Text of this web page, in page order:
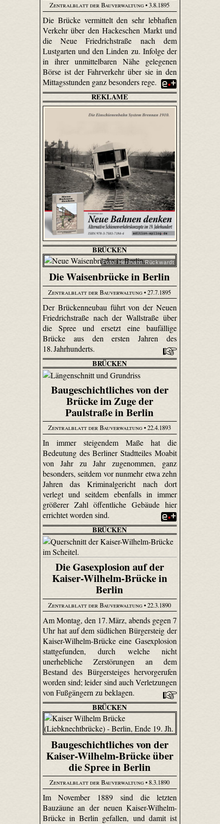
Zentralblatt der Bauverwaltung• 3.8.1895
Die Brücke vermittelt den sehr lebhaften
Verkehr über den Hackeschen Markt und
die Neue Friedrichstraße nach dem
Lustgarten und den Linden zu. Infolge der
in ihrer unmittelbaren Nähe gelegenen
Börse ist der Fahrverkehr über sie in den
Mittagsstunden ganz besonders rege.
REKLAME
BRÜCKEN
Foto: Hermann Rückwardt
Die Waisenbrücke in Berlin
Zentralblatt der Bauverwaltung• 27.7.1895
Der Brückenneubau führt von der Neuen
Friedrichstraße nach der Wallstraße über
die Spree und ersetzt eine baufällige
Brücke aus den ersten Jahren des
18. Jahrhunderts.
BRÜCKEN
Baugeschichtliches von der
Brücke im Zuge der
Paulstraße in Berlin
Zentralblatt der Bauverwaltung• 22.4.1893
In immer steigendem Maße hat die
Bedeutung des Berliner Stadtteiles Moabit
von Jahr zu Jahr zugenommen, ganz
besonders, seitdem vor nunmehr etwa zehn
Jahren das Kriminalgericht nach dort
verlegt und seitdem ebenfalls in immer
größerer Zahl öffentliche Gebäude hier
errichtet worden sind.
BRÜCKEN
Die Gasexplosion auf der
Kaiser-Wilhelm-Brücke in
Berlin
Zentralblatt der Bauverwaltung• 22.3.1890
Am Montag, den 17. März, abends gegen 7
Uhr hat auf dem südlichen Bürgersteig der
Kaiser-Wilhelm-Brücke eine Gasexplosion
stattgefunden, durch welche nicht
unerhebliche Zerstörungen an dem
Bestand des Bürgersteiges hervorgerufen
worden sind; leider sind auch Verletzungen
von Fußgängern zu beklagen.
BRÜCKEN
Baugeschichtliches von der
Kaiser-Wilhelm-Brücke über
die Spree in Berlin
Zentralblatt der Bauverwaltung• 8.3.1890
Im November 1889 sind die letzten
Bauzäune an der neuen Kaiser-Wilhelm-
Brücke in Berlin gefallen, und damit ist